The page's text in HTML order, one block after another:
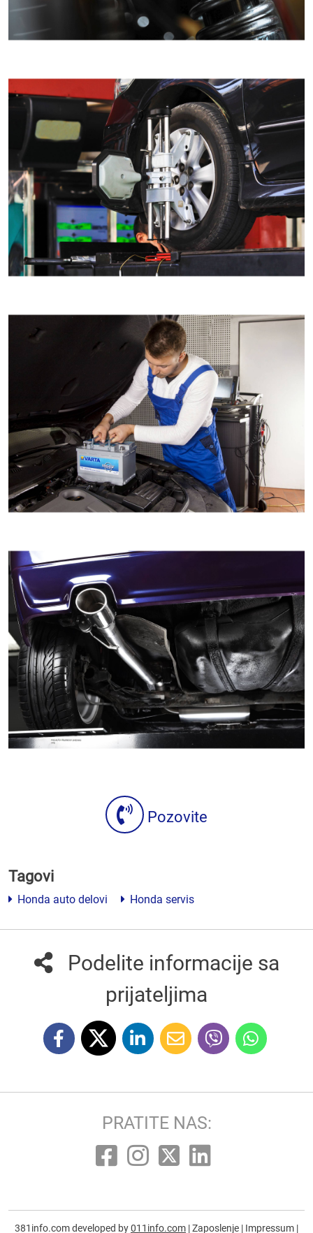
Pozovite
Tagovi
Honda auto delovi Honda servis
Podelite informacije sa
prijateljima
PRATITE NAS:
381info.com developed by011info.com |Zaposlenje | Impressum |